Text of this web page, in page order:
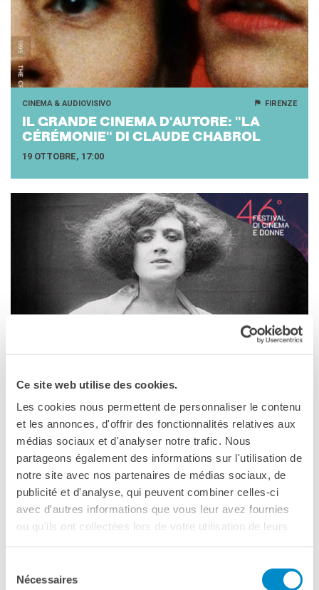
Ce site web utilise des cookies.
Les cookies nous permettent de personnaliser le contenu
et les annonces, d'offrir des fonctionnalités relatives aux
médias sociaux et d'analyser notre trafic. Nous
partageons également des informations sur l'utilisation de
notre site avec nos partenaires de médias sociaux, de
publicité et d'analyse, qui peuvent combiner celles-ci
avec d'autres informations que vous leur avez fournies
ou qu'ils ont collectées lors de votre utilisation de leurs
Nécessaires
CINEMA & AUDIOVISIVO FIRENZE
IL GRAN­DE CI­NE­MA D'AU­TO­RE: "LA
CÉRÉMONIE" DI CLAU­DE CHA­BROL
19 OTTOBRE, 17:00
FIRENZE
21 - 25 OTTOBRE
CINEMA & AUDIOVISIVO FIRENZE